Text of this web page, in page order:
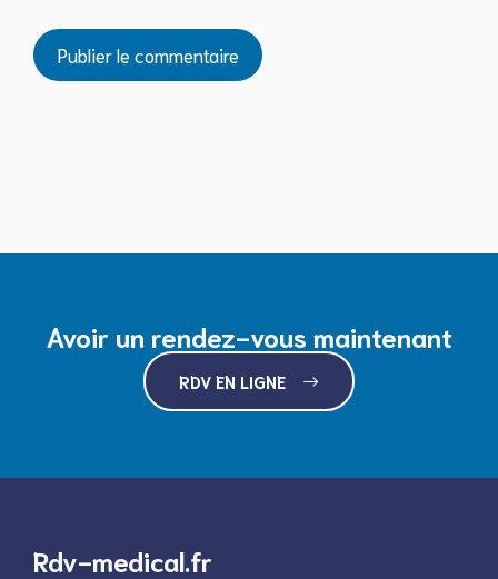
Avoir un rendez-vous maintenant
RDV EN LIGNE
Rdv-medical.fr